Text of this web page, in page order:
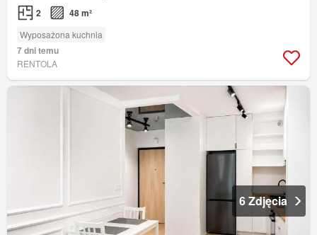
2 48 m²
Wyposażona kuchnia
7 dni temu
RENTOLA
6 Zdjęcia